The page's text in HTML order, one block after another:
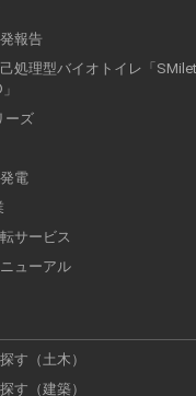
報告
処理型バイオトイレ「
ーズ
電
サービス
ューアル
す（土木）
す（建築）